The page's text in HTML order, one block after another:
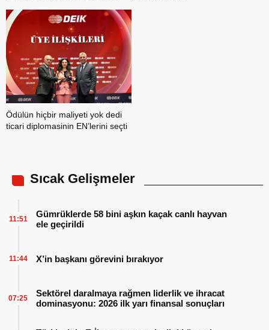
Ödülün hiçbir maliyeti yok dedi
ticari diplomasinin EN’lerini seçti
Sıcak Gelişmeler
Gümrüklerde 58 bini aşkın kaçak canlı hayvan
ele geçirildi
11:51
X’in başkanı görevini bırakıyor
11:44
Sektörel daralmaya rağmen liderlik ve ihracat
dominasyonu: 2026 ilk yarı finansal sonuçları
07:25